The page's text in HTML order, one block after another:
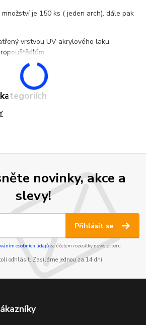
je 150 ks ( jeden arch). dále pak
vrstvou UV akrylového laku
novinky, akce a
slevy!
Přihlásit se
osobních údajůza účelem rozesílky newsletteru.
odhlásit. Zasíláme jednou za 14 dní.